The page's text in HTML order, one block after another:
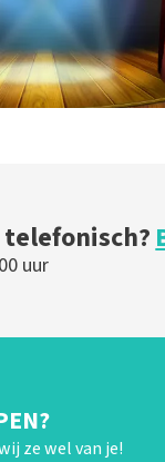
uur
ze wel van je!